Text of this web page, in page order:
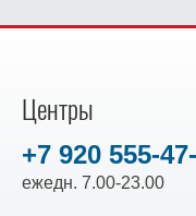
Центры
+7 920 555-
ежедн. 7.00-23.00